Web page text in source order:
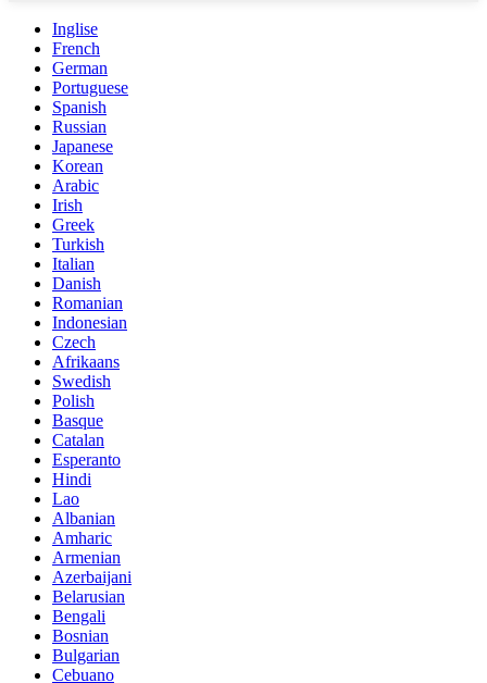
Inglise
French
German
Portuguese
Spanish
Russian
Japanese
Korean
Arabic
Irish
Greek
Turkish
Italian
Danish
Romanian
Indonesian
Czech
Afrikaans
Swedish
Polish
Basque
Catalan
Esperanto
Hindi
Lao
Albanian
Amharic
Armenian
Azerbaijani
Belarusian
Bengali
Bosnian
Bulgarian
Cebuano